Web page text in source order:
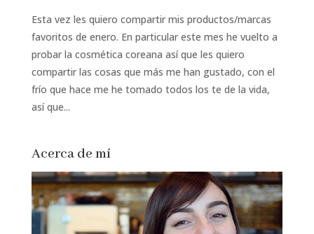
Esta vez les quiero compartir mis productos/marcas
favoritos de enero. En particular este mes he vuelto a
probar la cosmética coreana así que les quiero
compartir las cosas que más me han gustado, con el
frío que hace me he tomado todos los te de la vida,
así que...
Acerca de mí